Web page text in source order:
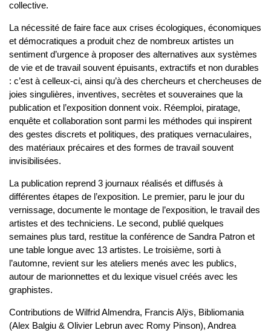
collective.
La nécessité de faire face aux crises écologiques, économiques
et démocratiques a produit chez de nombreux artistes un
sentiment d’urgence à proposer des alternatives aux systèmes
de vie et de travail souvent épuisants, extractifs et non durables
: c’est à celleux-ci, ainsi qu’à des chercheurs et chercheuses de
joies singulières, inventives, secrètes et souveraines que la
publication et l’exposition donnent voix. Réemploi, piratage,
enquête et collaboration sont parmi les méthodes qui inspirent
des gestes discrets et politiques, des pratiques vernaculaires,
des matériaux précaires et des formes de travail souvent
invisibilisées.
La publication reprend 3 journaux réalisés et diffusés à
différentes étapes de l’exposition. Le premier, paru le jour du
vernissage, documente le montage de l’exposition, le travail des
artistes et des techniciens. Le second, publié quelques
semaines plus tard, restitue la conférence de Sandra Patron et
une table longue avec 13 artistes. Le troisième, sorti à
l’automne, revient sur les ateliers menés avec les publics,
autour de marionnettes et du lexique visuel créés avec les
graphistes.
Contributions de Wilfrid Almendra, Francis Alÿs, Bibliomania
(Alex Balgiu & Olivier Lebrun avec Romy Pinson), Andrea